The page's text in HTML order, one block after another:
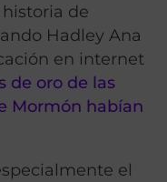
de
Hadley Ana
en internet
de oro de las
Mormón habían
el